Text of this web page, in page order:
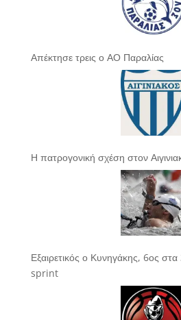
Απέκτησε τρεις ο ΑΟ Παραλίας
Η πατρογονική σχέση στον
Εξαιρετικός ο Κυνηγάκης, 6ος
sprint